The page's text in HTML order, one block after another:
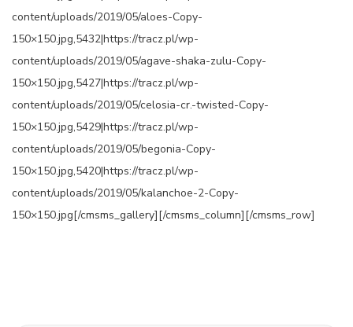
content/uploads/2019/05/aloes-Copy-
150×150.jpg,5432|https://tracz.pl/wp-
content/uploads/2019/05/agave-shaka-zulu-Copy-
150×150.jpg,5427|https://tracz.pl/wp-
content/uploads/2019/05/celosia-cr.-twisted-Copy-
150×150.jpg,5429|https://tracz.pl/wp-
content/uploads/2019/05/begonia-Copy-
150×150.jpg,5420|https://tracz.pl/wp-
content/uploads/2019/05/kalanchoe-2-Copy-
150×150.jpg[/cmsms_gallery][/cmsms_column][/cmsms_row]